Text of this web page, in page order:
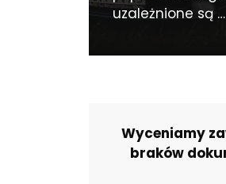
uzależnione są …
Wyceniamy
braków